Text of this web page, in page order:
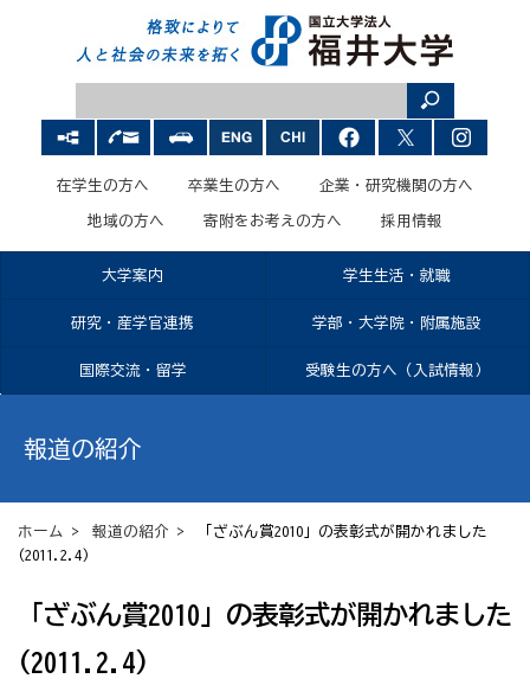
在学生の方へ 卒業生の方へ 企業・研究機関の方へ
地域の方へ 寄附をお考えの方へ 採用情報
大学案内 学生生活・就職
研究・産学官連携 学部・大学院・附属施設
国際交流・留学 受験生の方へ（入試情報）
報道の紹介
ホーム > 報道の紹介 > 「ざぶん賞2010」の表彰式が開かれました
(2011.2.4)
「ざぶん賞2010」の表彰式が開かれました
(2011.2.4)